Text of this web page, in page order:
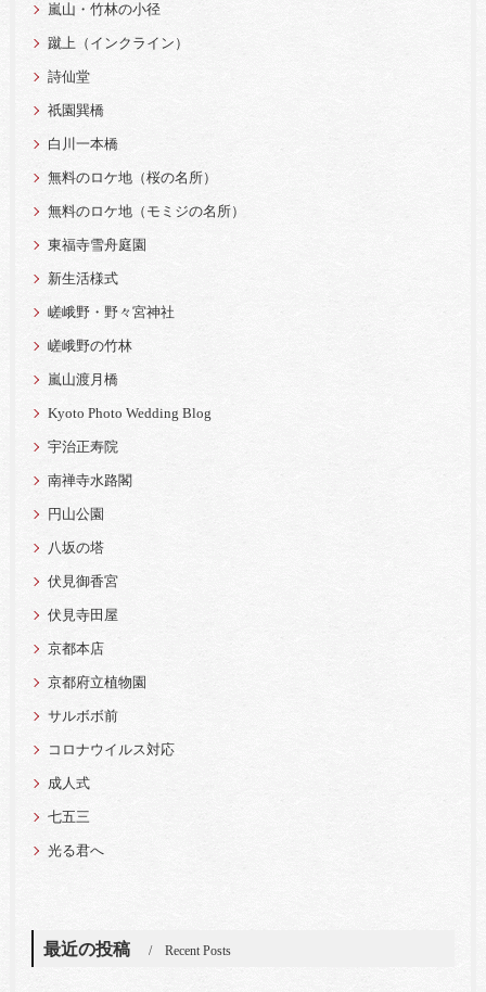
嵐山・竹林の小径
蹴上（インクライン）
詩仙堂
祇園巽橋
白川一本橋
無料のロケ地（桜の名所）
無料のロケ地（モミジの名所）
東福寺雪舟庭園
新生活様式
嵯峨野・野々宮神社
嵯峨野の竹林
嵐山渡月橋
Kyoto Photo Wedding Blog
宇治正寿院
南禅寺水路閣
円山公園
八坂の塔
伏見御香宮
伏見寺田屋
京都本店
京都府立植物園
サルボボ前
コロナウイルス対応
成人式
七五三
光る君へ
最近の投稿 Recent Posts